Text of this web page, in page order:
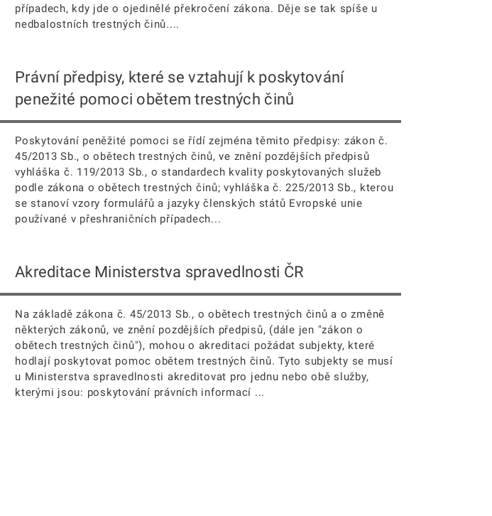
případech, kdy jde o ojedinělé překročení zákona. Děje se tak spíše u
nedbalostních trestných činů....
Právní předpisy, které se vztahují k poskytování
penežité pomoci obětem trestných činů
Poskytování peněžité pomoci se řídí zejména těmito předpisy: zákon č.
45/2013 Sb., o obětech trestných činů, ve znění pozdějších předpisů
vyhláška č. 119/2013 Sb., o standardech kvality poskytovaných služeb
podle zákona o obětech trestných činů; vyhláška č. 225/2013 Sb., kterou
se stanoví vzory formulářů a jazyky členských států Evropské unie
používané v přeshraničních případech...
Akreditace Ministerstva spravedlnosti ČR
Na základě zákona č. 45/2013 Sb., o obětech trestných činů a o změně
některých zákonů, ve znění pozdějších předpisů, (dále jen "zákon o
obětech trestných činů"), mohou o akreditaci požádat subjekty, které
hodlají poskytovat pomoc obětem trestných činů. Tyto subjekty se musí
u Ministerstva spravedlnosti akreditovat pro jednu nebo obě služby,
kterými jsou: poskytování právních informací ...